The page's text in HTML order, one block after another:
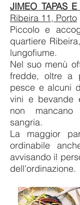
JIMEO TAPAS
Ribeira 11, Porto
Piccolo e
quartiere
lungofiume.
Nel suo menù
fredde, oltre a
pesce e alcuni
vini e bevande
non
sangria.
La maggior
ordinabile
avvisando il
dell'ordinazione.